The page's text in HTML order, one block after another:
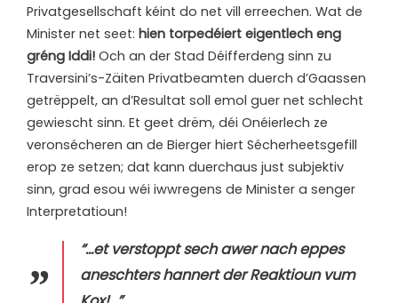
Privatgesellschaft kéint do net vill erreechen. Wat de
Minister net seet: hien torpedéiert eigentlech eng
gréng Iddi! Och an der Stad Déifferdeng sinn zu
Traversini’s-Zäiten Privatbeamten duerch d’Gaassen
getrëppelt, an d’Resultat soll emol guer net schlecht
gewiescht sinn. Et geet drëm, déi Onéierlech ze
veronsécheren an de Bierger hiert Sécherheetsgefill
erop ze setzen; dat kann duerchaus just subjektiv
sinn, grad esou wéi iwwregens de Minister a senger
Interpretatioun!
“…et verstoppt sech awer nach eppes
aneschters hannert der Reaktioun vum